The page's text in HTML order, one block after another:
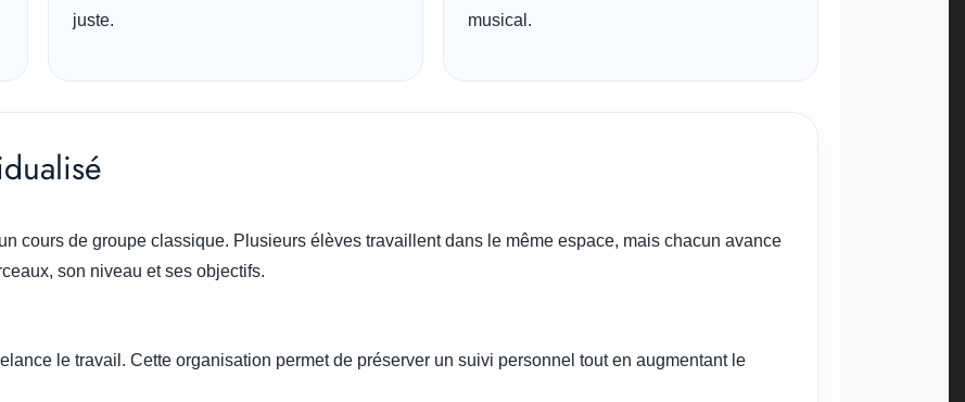
juste.
musical.
cours de groupe classique. Plusieurs élèves travaillent dans le même espace, mais chacun avance
son niveau et ses objectifs.
le travail. Cette organisation permet de préserver un suivi personnel tout en augmentant le